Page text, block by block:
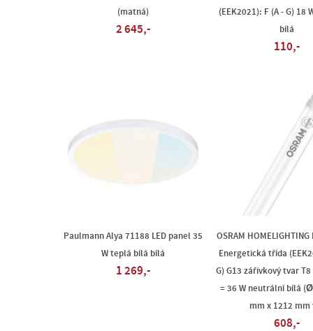
(matná)
2 645,-
(EEK2021): F (A - G) 18
bílá
110,-
Paulmann Alya 71188 LED panel 35
W teplá bílá bílá
1 269,-
OSRAM
Energetická třída
G) G13 zářivkový tvar T8
= 36 W neutrální bílá
mm x 1212 mm
608,-